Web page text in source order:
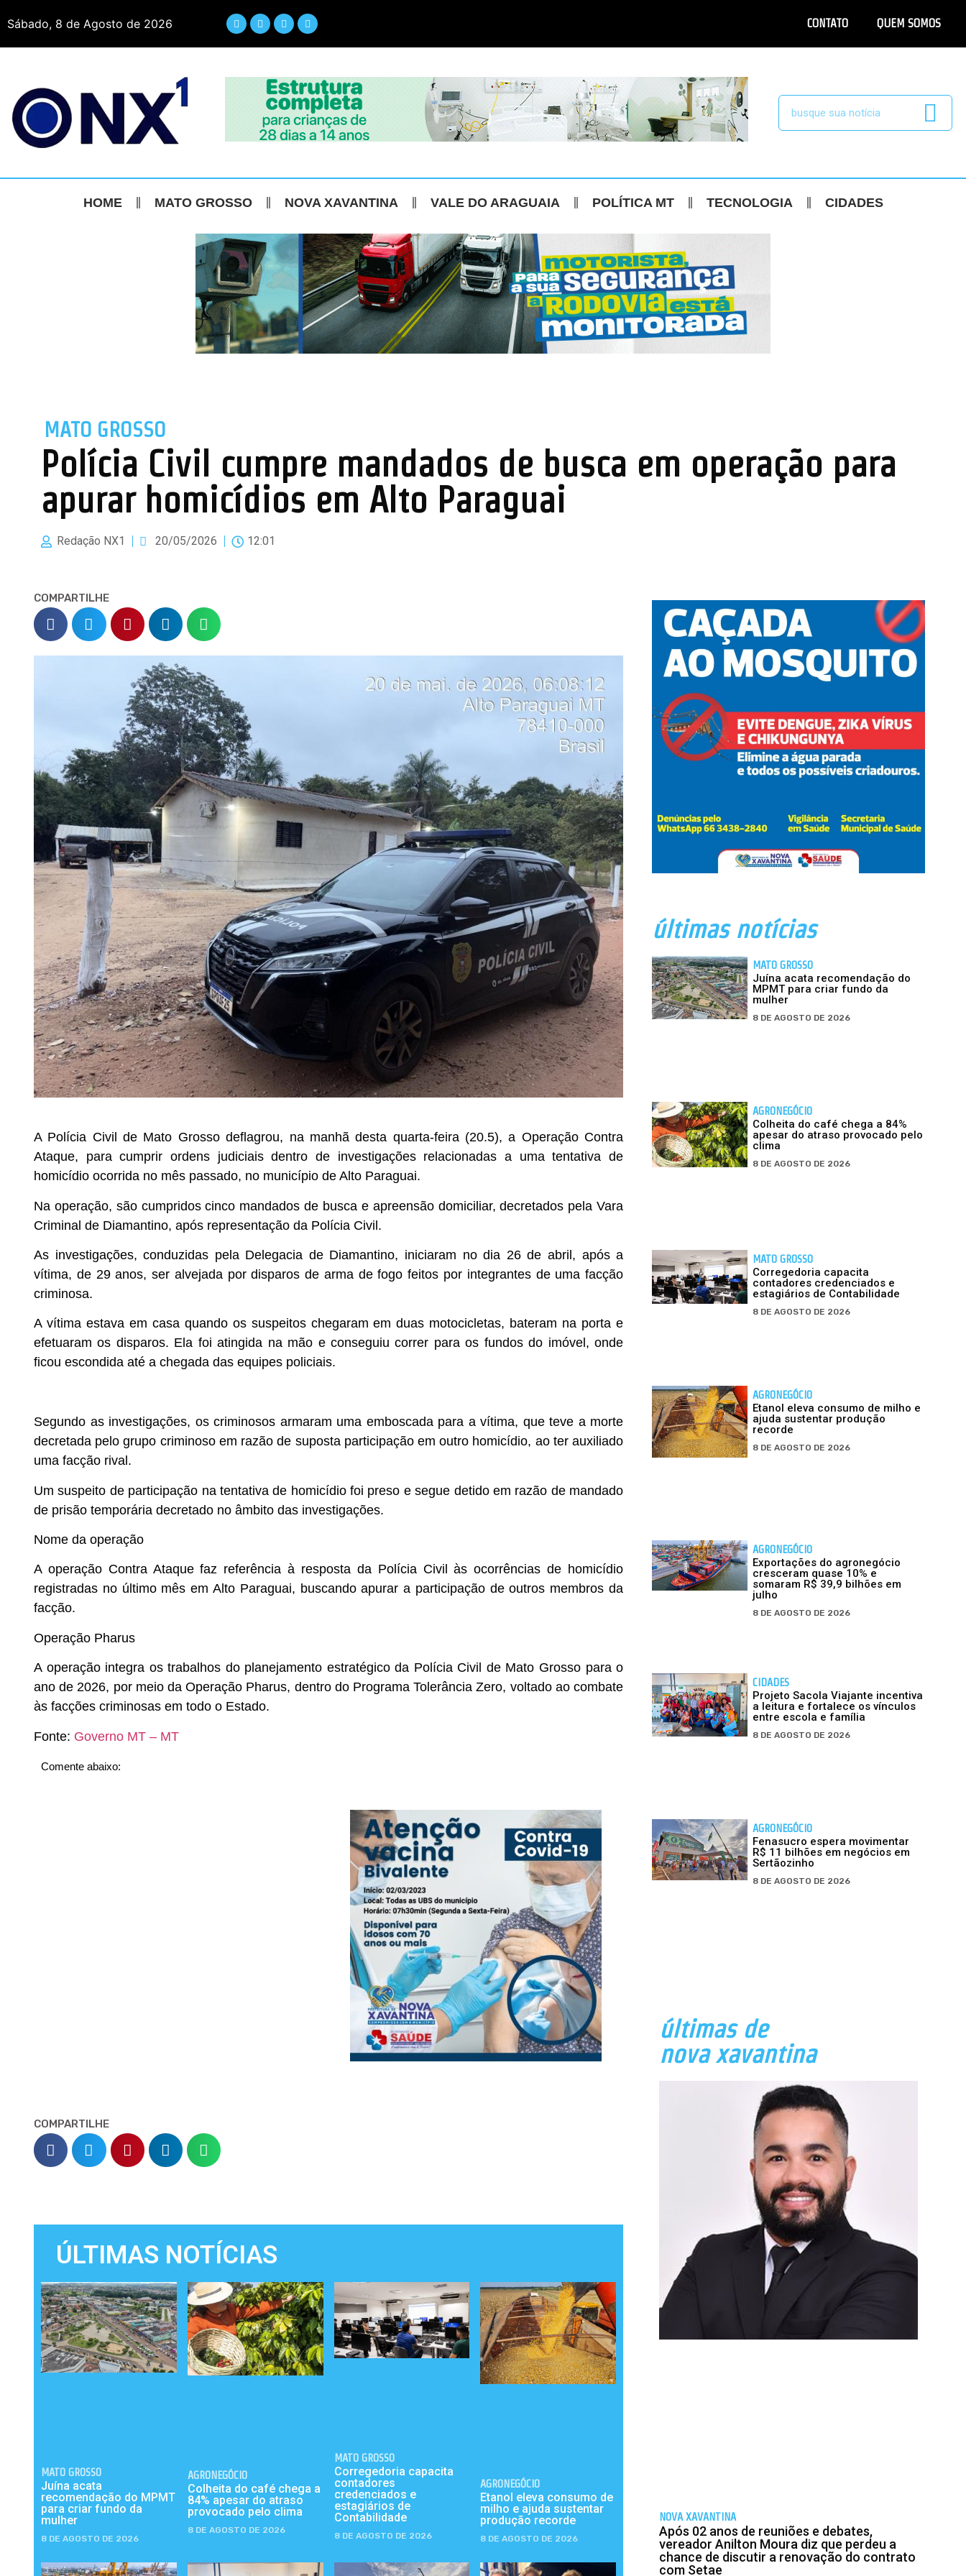
Sábado, 8 de Agosto de 2026 CONTATO QUEM SOMOS
HOME MATO GROSSO NOVA XAVANTINA VALE DO ARAGUAIA POLÍTICA MT TECNOLOGIA CIDADES
MATO GROSSO
Polícia Civil cumpre mandados de busca em operação para
apurar homicídios em Alto Paraguai
Redação NX1 20/05/2026 12:01
COMPARTILHE
A Polícia Civil de Mato Grosso deflagrou, na manhã desta quarta-feira (20.5), a Operação Contra
Ataque, para cumprir ordens judiciais dentro de investigações relacionadas a uma tentativa de
homicídio ocorrida no mês passado, no município de Alto Paraguai.
Na operação, são cumpridos cinco mandados de busca e apreensão domiciliar, decretados pela Vara
Criminal de Diamantino, após representação da Polícia Civil.
As investigações, conduzidas pela Delegacia de Diamantino, iniciaram no dia 26 de abril, após a
vítima, de 29 anos, ser alvejada por disparos de arma de fogo feitos por integrantes de uma facção
criminosa.
A vítima estava em casa quando os suspeitos chegaram em duas motocicletas, bateram na porta e
efetuaram os disparos. Ela foi atingida na mão e conseguiu correr para os fundos do imóvel, onde
ficou escondida até a chegada das equipes policiais.
Segundo as investigações, os criminosos armaram uma emboscada para a vítima, que teve a morte
decretada pelo grupo criminoso em razão de suposta participação em outro homicídio, ao ter auxiliado
uma facção rival.
Um suspeito de participação na tentativa de homicídio foi preso e segue detido em razão de mandado
de prisão temporária decretado no âmbito das investigações.
Nome da operação
A operação Contra Ataque faz referência à resposta da Polícia Civil às ocorrências de homicídio
registradas no último mês em Alto Paraguai, buscando apurar a participação de outros membros da
facção.
Operação Pharus
A operação integra os trabalhos do planejamento estratégico da Polícia Civil de Mato Grosso para o
ano de 2026, por meio da Operação Pharus, dentro do Programa Tolerância Zero, voltado ao combate
às facções criminosas em todo o Estado.
Fonte: Governo MT – MT
Comente abaixo:
COMPARTILHE
ÚLTIMAS NOTÍCIAS
MATO GROSSO
Juína acata
recomendação do MPMT
para criar fundo da
mulher
8 DE AGOSTO DE 2026
AGRONEGÓCIO
Colheita do café chega a
84% apesar do atraso
provocado pelo clima
8 DE AGOSTO DE 2026
MATO GROSSO
Corregedoria capacita
contadores
credenciados e
estagiários de
Contabilidade
8 DE AGOSTO DE 2026
AGRONEGÓCIO
Etanol eleva consumo de
milho e ajuda sustentar
produção recorde
8 DE AGOSTO DE 2026
últimas notícias
MATO GROSSO
Juína acata recomendação do
MPMT para criar fundo da
mulher
8 DE AGOSTO DE 2026
AGRONEGÓCIO
Colheita do café chega a 84%
apesar do atraso provocado pelo
clima
8 DE AGOSTO DE 2026
MATO GROSSO
Corregedoria capacita
contadores credenciados e
estagiários de Contabilidade
8 DE AGOSTO DE 2026
AGRONEGÓCIO
Etanol eleva consumo de milho e
ajuda sustentar produção
recorde
8 DE AGOSTO DE 2026
AGRONEGÓCIO
Exportações do agronegócio
cresceram quase 10% e
somaram R$ 39,9 bilhões em
julho
8 DE AGOSTO DE 2026
CIDADES
Projeto Sacola Viajante incentiva
a leitura e fortalece os vínculos
entre escola e família
8 DE AGOSTO DE 2026
AGRONEGÓCIO
Fenasucro espera movimentar
R$ 11 bilhões em negócios em
Sertãozinho
8 DE AGOSTO DE 2026
últimas de
nova xavantina
NOVA XAVANTINA
Após 02 anos de reuniões e debates,
vereador Anilton Moura diz que perdeu a
chance de discutir a renovação do contrato
com Setae